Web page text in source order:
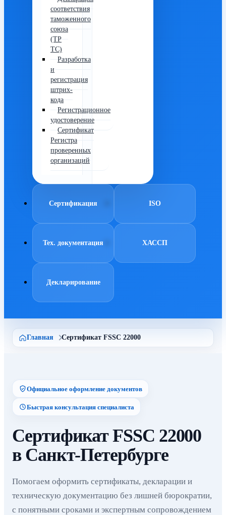
соответствия
таможенного
союза
(ТР
ТС)
Разработка
и
регистрация
штрих-
кода
Регистрационное
удостоверение
Сертификат
Регистра
проверенных
организаций
Сертификация ISO
Тех. документация ХАССП
Декларирование
Главная Сертификат FSSC 22000
Официальное оформление документов
Быстрая консультация специалиста
Сертификат FSSC 22000
в Санкт-Петербурге
Помогаем оформить сертификаты, декларации и
техническую документацию без лишней бюрократии,
с понятными сроками и экспертным сопровождением